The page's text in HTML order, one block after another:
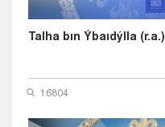
Talha bın Ýbaıdýlla (r.a.)
16804